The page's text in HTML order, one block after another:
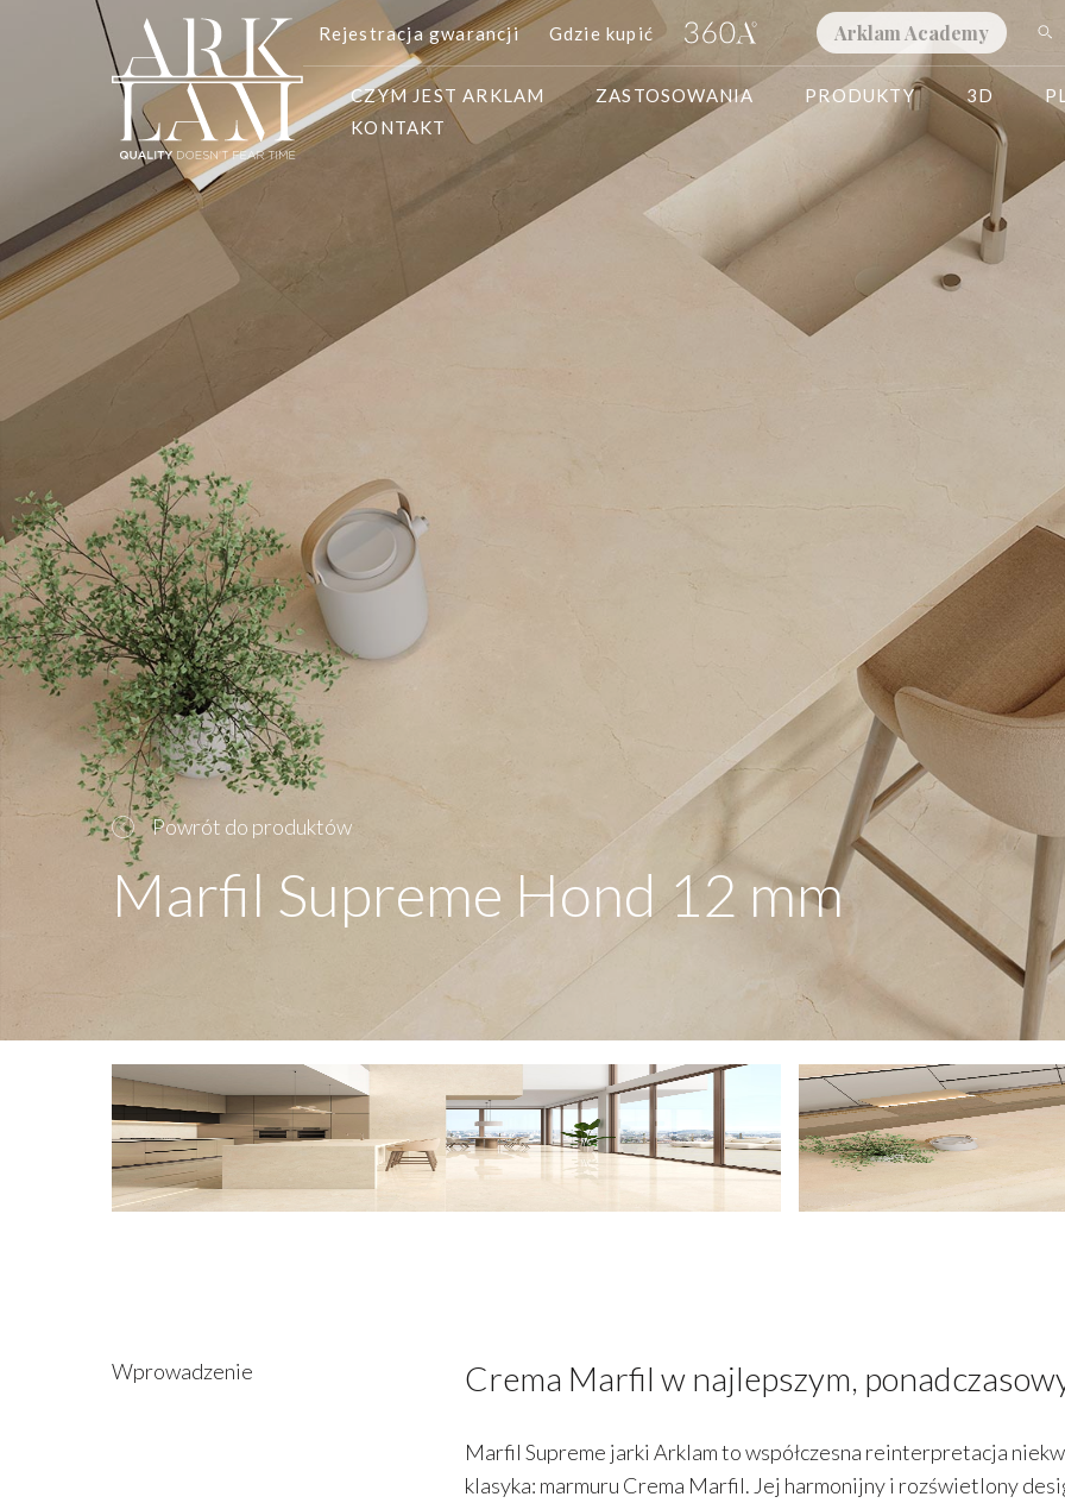
Rejestracja gwarancji Gdzie kupić Arklam Academy
CZYM JEST ARKLAM ZASTOSOWANIA PRODUKTY 3D
KONTAKT
Powrót do produktów
Marfil Supreme Hond 12 mm
Wprowadzenie Crema Marfil w najlepszym,
Marfil Supreme jarki Arklam to współczesna reinterpretacja
klasyka: marmuru Crema Marfil. Jej harmonijny i rozświetlony